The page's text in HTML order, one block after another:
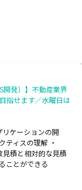
開発）】不動産業界
指せます／水曜日は
リケーションの開
ティスの理解 ・
積と相対的な見積
ことができる